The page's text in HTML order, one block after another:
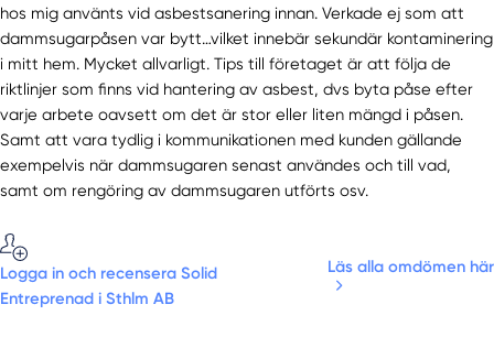
hos mig använts vid asbestsanering innan. Verkade ej som att
dammsugarpåsen var bytt…vilket innebär sekundär kontaminering
i mitt hem. Mycket allvarligt. Tips till företaget är att följa de
riktlinjer som finns vid hantering av asbest, dvs byta påse efter
varje arbete oavsett om det är stor eller liten mängd i påsen.
Samt att vara tydlig i kommunikationen med kunden gällande
exempelvis när dammsugaren senast användes och till vad,
samt om rengöring av dammsugaren utförts osv.
Logga in och recensera Solid
Entreprenad i Sthlm AB
Läs alla omdömen här